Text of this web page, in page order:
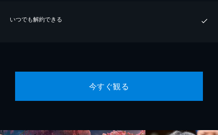
いつでも解約できる
今すぐ観る